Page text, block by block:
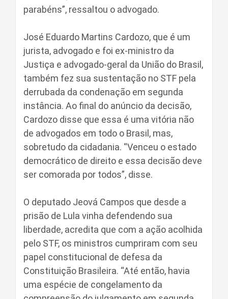
parabéns”, ressaltou o advogado.
José Eduardo Martins Cardozo, que é um
jurista, advogado e foi ex-ministro da
Justiça e advogado-geral da União do Brasil,
também fez sua sustentação no STF pela
derrubada da condenação em segunda
instância. Ao final do anúncio da decisão,
Cardozo disse que essa é uma vitória não
de advogados em todo o Brasil, mas,
sobretudo da cidadania. “Venceu o estado
democrático de direito e essa decisão deve
ser comorada por todos”, disse.
O deputado Jeová Campos que desde a
prisão de Lula vinha defendendo sua
liberdade, acredita que com a ação acolhida
pelo STF, os ministros cumpriram com seu
papel constitucional de defesa da
Constituição Brasileira. “Até então, havia
uma espécie de congelamento da